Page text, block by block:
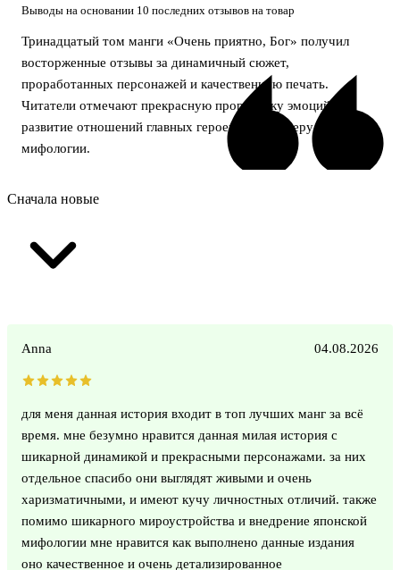
Выводы на основании 10 последних отзывов на товар
Тринадцатый том манги «Очень приятно, Бог» получил
восторженные отзывы за динамичный сюжет,
проработанных персонажей и качественную печать.
Читатели отмечают прекрасную прорисовку эмоций,
развитие отношений главных героев и атмосферу японской
мифологии.
Сначала новые
Anna 04.08.2026
для меня данная история входит в топ лучших манг за всё
время. мне безумно нравится данная милая история с
шикарной динамикой и прекрасными персонажами. за них
отдельное спасибо они выглядят живыми и очень
харизматичными, и имеют кучу личностных отличий. также
помимо шикарного мироустройства и внедрение японской
мифологии мне нравится как выполнено данные издания
оно качественное и очень детализированное